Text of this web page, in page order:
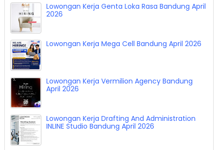
Lowongan Kerja Genta Loka Rasa Bandung April
2026
Lowongan Kerja Mega Cell Bandung April 2026
Lowongan Kerja Vermilion Agency Bandung
April 2026
Lowongan Kerja Drafting And Administration
INLINE Studio Bandung April 2026